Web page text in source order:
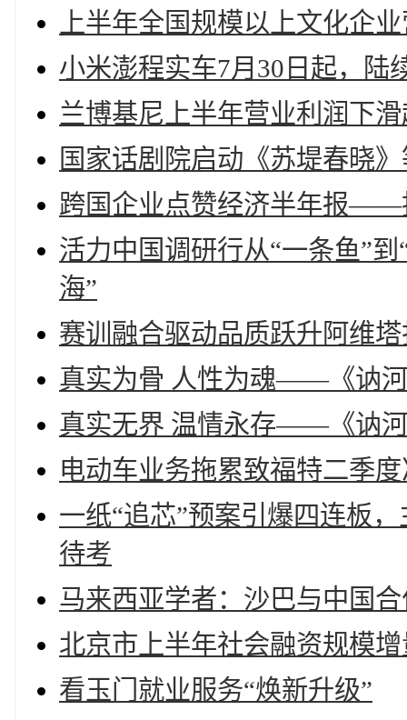
上半年全国规模以上文化企
小米澎程实车7月30日起，陆
兰博基尼上半年营业利润下滑
国家话剧院启动《苏堤春晓
跨国企业点赞经济半年报——
活力中国调研行从“一条鱼”
海”
赛训融合驱动品质跃升阿维
真实为骨 人性为魂——《讷
真实无界 温情永存——《讷
电动车业务拖累致福特二季
一纸“追芯”预案引爆四连板
待考
马来西亚学者：沙巴与中国
北京市上半年社会融资规模
看玉门就业服务“焕新升级”